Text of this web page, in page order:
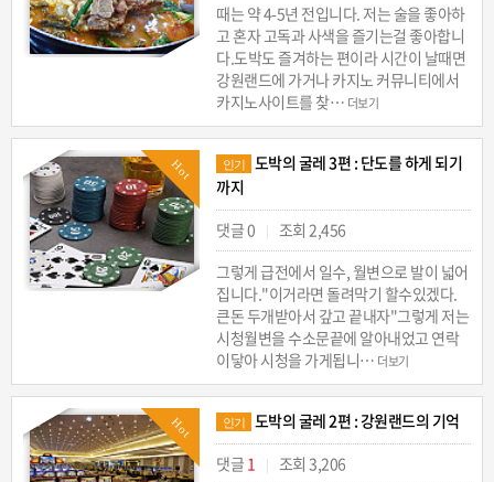
때는 약 4-5년 전입니다. 저는 술을 좋아하
고 혼자 고독과 사색을 즐기는걸 좋아합니
다.도박도 즐겨하는 편이라 시간이 날때면
강원랜드에 가거나 카지노 커뮤니티에서
카지노사이트를 찾… 더보기
Hot 인기
도박의 굴레 3편 : 단도를 하게 되기
까지
댓글 0
|
조회 2,456
그렇게 급전에서 일수, 월변으로 발이 넓어
집니다."이거라면 돌려막기 할수있겠다.
큰돈 두개받아서 갚고 끝내자"그렇게 저는
시청월변을 수소문끝에 알아내었고 연락
이닿아 시청을 가게됩니… 더보기
Hot 인기
도박의 굴레 2편 : 강원랜드의 기억
댓글 1 |
조회 3,206